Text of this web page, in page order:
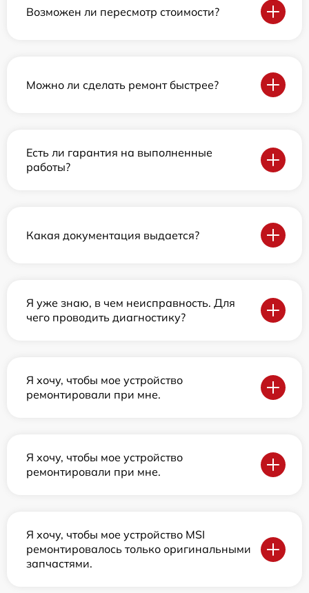
Возможен ли пересмотр стоимости?
Можно ли сделать ремонт быстрее?
Есть ли гарантия на выполненные
работы?
Какая документация выдается?
Я уже знаю, в чем неисправность. Для
чего проводить диагностику?
Я хочу, чтобы мое устройство
ремонтировали при мне.
Я хочу, чтобы мое устройство
ремонтировали при мне.
Я хочу, чтобы мое устройство MSI
ремонтировалось только оригинальными
запчастями.